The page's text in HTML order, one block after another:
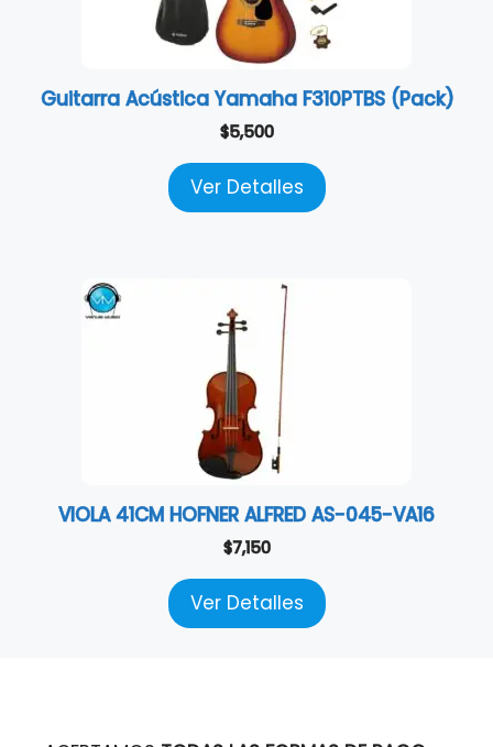
Guitarra Acústica Yamaha F310PTBS (Pack)
$5,500
Ver Detalles
VIOLA 41CM HOFNER ALFRED AS-045-VA16
$7,150
Ver Detalles